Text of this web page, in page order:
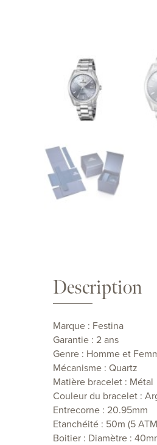
Description
Marque : Festina
Garantie : 2 ans
Genre : Homme et
Mécanisme : Quartz
Matière bracelet : Métal
Couleur du bracelet :
Entrecorne : 20.95mm
Etanchéité : 50m (5
Boitier : Diamètre :